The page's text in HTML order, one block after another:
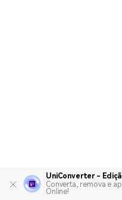
UniConverter -
Converta, remova e
Online!